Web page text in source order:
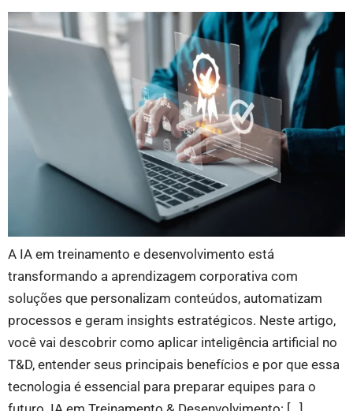
A IA em treinamento e desenvolvimento está
transformando a aprendizagem corporativa com
soluções que personalizam conteúdos, automatizam
processos e geram insights estratégicos. Neste artigo,
você vai descobrir como aplicar inteligência artificial no
T&D, entender seus principais benefícios e por que essa
tecnologia é essencial para preparar equipes para o